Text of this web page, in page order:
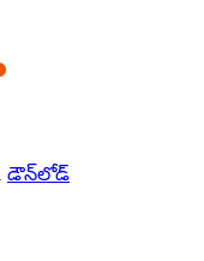
డౌన్‌లోడ్